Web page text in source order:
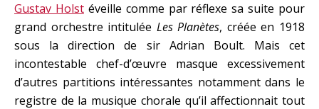
Gustav Holstéveille comme par réflexe sa suite pour
grand orchestre intitulée Les Planètes, créée en 1918
sous la direction de sir Adrian Boult. Mais cet
incontestable chef-d’œuvre masque excessivement
d’autres partitions intéressantes notamment dans le
registre de la musique chorale qu’il affectionnait tout